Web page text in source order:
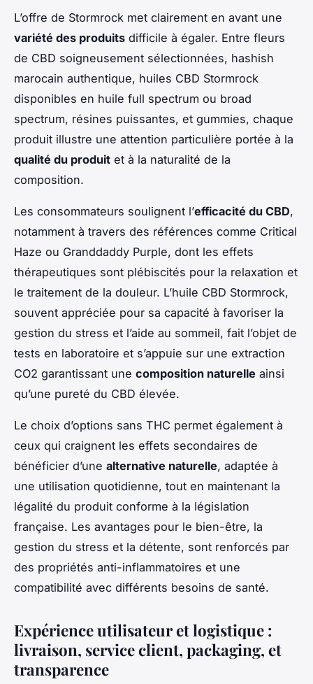
L’offre de Stormrock met clairement en avant une
variété des produits difficile à égaler. Entre fleurs
de CBD soigneusement sélectionnées, hashish
marocain authentique, huiles CBD Stormrock
disponibles en huile full spectrum ou broad
spectrum, résines puissantes, et gummies, chaque
produit illustre une attention particulière portée à la
qualité du produit et à la naturalité de la
composition.
Les consommateurs soulignent l’efficacité du CBD,
notamment à travers des références comme Critical
Haze ou Granddaddy Purple, dont les effets
thérapeutiques sont plébiscités pour la relaxation et
le traitement de la douleur. L’huile CBD Stormrock,
souvent appréciée pour sa capacité à favoriser la
gestion du stress et l’aide au sommeil, fait l’objet de
tests en laboratoire et s’appuie sur une extraction
CO2 garantissant une composition naturelle ainsi
qu’une pureté du CBD élevée.
Le choix d’options sans THC permet également à
ceux qui craignent les effets secondaires de
bénéficier d’une alternative naturelle, adaptée à
une utilisation quotidienne, tout en maintenant la
légalité du produit conforme à la législation
française. Les avantages pour le bien-être, la
gestion du stress et la détente, sont renforcés par
des propriétés anti-inflammatoires et une
compatibilité avec différents besoins de santé.
Expérience utilisateur et logistique :
livraison, service client, packaging, et
transparence